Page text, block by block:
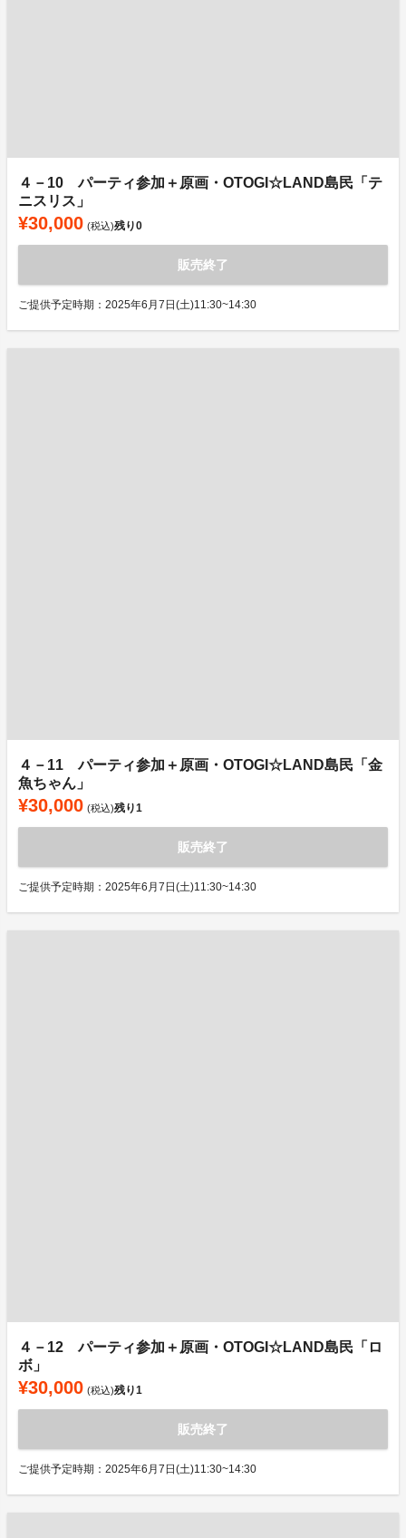
４－10 パーティ参加＋原画・OTOGI☆LAND島民「テ
ニスリス」
¥30,000 (税込)残り0
販売終了
ご提供予定時期：2025年6月7日(土)11:30~14:30
４－11 パーティ参加＋原画・OTOGI☆LAND島民「金
魚ちゃん」
¥30,000 (税込)残り1
販売終了
ご提供予定時期：2025年6月7日(土)11:30~14:30
４－12 パーティ参加＋原画・OTOGI☆LAND島民「ロ
ボ」
¥30,000 (税込)残り1
販売終了
ご提供予定時期：2025年6月7日(土)11:30~14:30